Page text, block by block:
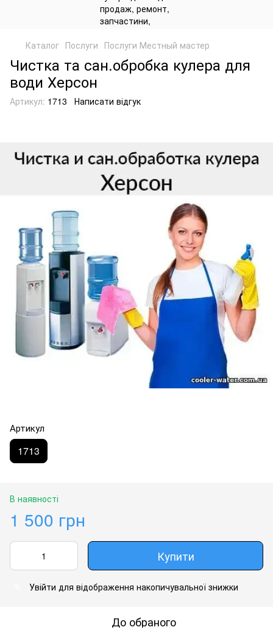
Каталог Послуги Послуги Местный мастер
Чистка та сан.обробка кулера для
води Херсон
Артикул: 1713 Написати відгук
Артикул
1713
В наявності
1 500 грн
Купити
Увійти для відображення накопичувальної знижки
До обраного